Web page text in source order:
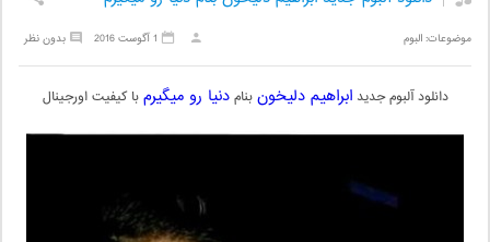
موضوعات:البوم بدون نظر 1 آگوست 2016
دانلود آلبوم جدیدابراهیم دلیخونبنامدنیا رو میگیرمبا کیفیت اورجینال